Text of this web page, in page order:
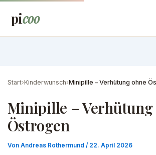
Inhalt
picoo
Start›Kinderwunsch›Minipille – Verhütung ohne
Minipille – Verhütung
Östrogen
Von Andreas Rothermund / 22. April 2026